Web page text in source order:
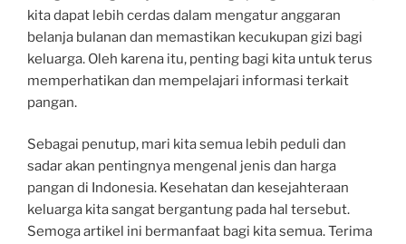
kita dapat lebih cerdas dalam mengatur anggaran
belanja bulanan dan memastikan kecukupan gizi bagi
keluarga. Oleh karena itu, penting bagi kita untuk terus
memperhatikan dan mempelajari informasi terkait
pangan.
Sebagai penutup, mari kita semua lebih peduli dan
sadar akan pentingnya mengenal jenis dan harga
pangan di Indonesia. Kesehatan dan kesejahteraan
keluarga kita sangat bergantung pada hal tersebut.
Semoga artikel ini bermanfaat bagi kita semua. Terima